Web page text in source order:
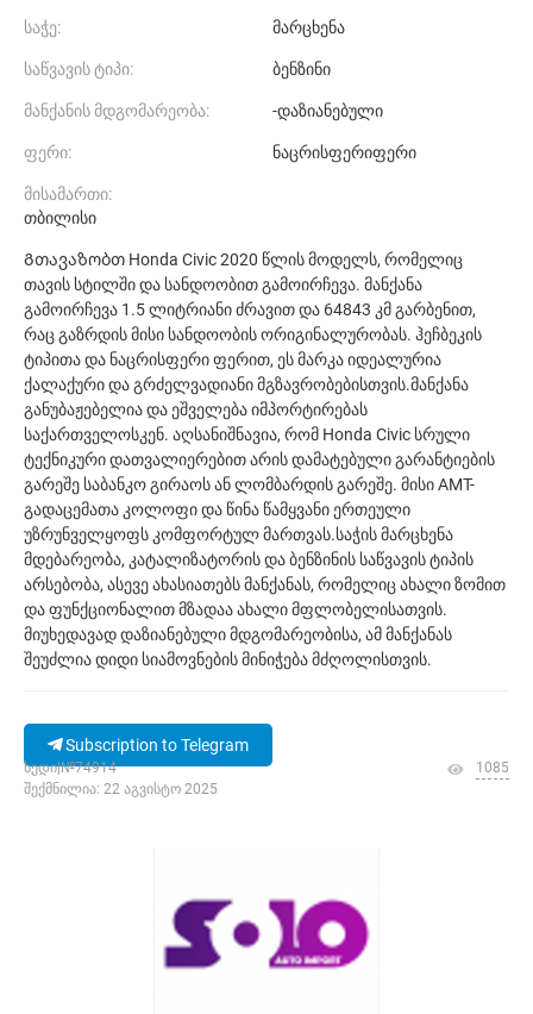
საჭე: მარცხენა
საწვავის ტიპი: ბენზინი
მანქანის მდგომარეობა: -დაზიანებული
ფერი: ნაცრისფერიფერი
მისამართი:
თბილისი
Გთავაზობთ Honda Civic 2020 წლის მოდელს, რომელიც
თავის სტილში და სანდოობით გამოირჩევა. მანქანა
გამოირჩევა 1.5 ლიტრიანი ძრავით და 64843 კმ გარბენით,
რაც გაზრდის მისი სანდოობის ორიგინალურობას. ჰეჩბეკის
ტიპითა და ნაცრისფერი ფერით, ეს მარკა იდეალურია
ქალაქური და გრძელვადიანი მგზავრობებისთვის.მანქანა
განუბაჟებელია და ეშველება იმპორტირებას
საქართველოსკენ. აღსანიშნავია, რომ Honda Civic სრული
ტექნიკური დათვალიერებით არის დამატებული გარანტიების
გარეშე საბანკო გირაოს ან ლომბარდის გარეშე. მისი AMT-
გადაცემათა კოლოფი და წინა წამყვანი ერთეული
უზრუნველყოფს კომფორტულ მართვას.საჭის მარცხენა
მდებარეობა, კატალიზატორის და ბენზინის საწვავის ტიპის
არსებობა, ასევე ახასიათებს მანქანას, რომელიც ახალი ზომით
და ფუნქციონალით მზადაა ახალი მფლობელისათვის.
მიუხედავად დაზიანებული მდგომარეობისა, ამ მანქანას
შეუძლია დიდი სიამოვნების მინიჭება მძღოლისთვის.
Subscription to Telegram
ხედი|№74914
შექმნილია: 22 აგვისტო 2025
1085